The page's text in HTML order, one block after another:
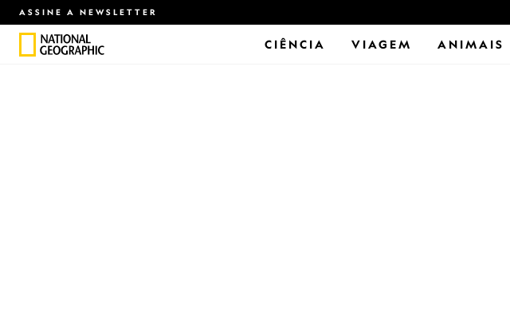
ASSINE A NEWSLETTER
CIÊNCIA VIAGEM ANIMAIS